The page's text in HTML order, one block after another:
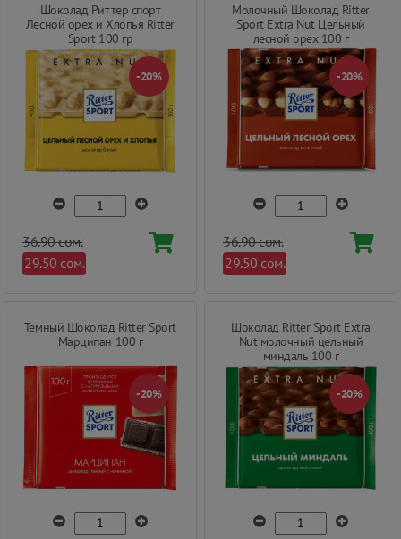
Шоколад Риттер спорт
Лесной орех и Хлопья Ritter
Sport 100 гр
-20%
36.90 сом.
29.50 сом.
Молочный Шоколад Ritter
Sport Extra Nut Цельный
лесной орех 100 г
-20%
36.90 сом.
29.50 сом.
Темный Шоколад Ritter Sport
Марципан 100 г
-20%
Шоколад Ritter Sport Extra
Nut молочный цельный
миндаль 100 г
-20%